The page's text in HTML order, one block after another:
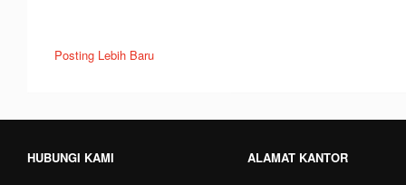
Posting Lebih Baru
HUBUNGI KAMI ALAMAT KANTOR